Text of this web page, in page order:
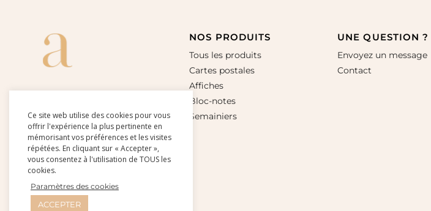
NOS PRODUITS
Tous les produits
Cartes postales
Affiches
Bloc-notes
Semainiers
UNE QUESTION ?
Envoyez un message
Contact
Ce site web utilise des cookies pour vous
offrir l'expérience la plus pertinente en
mémorisant vos préférences et les visites
répétées. En cliquant sur « Accepter »,
vous consentez à l'utilisation de TOUS les
cookies.
Paramètres des cookies
ACCEPTER